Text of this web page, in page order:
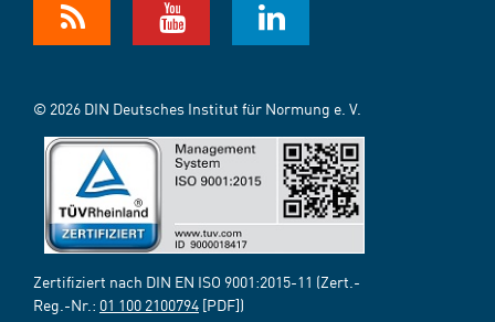
© 2026 DIN Deutsches Institut für Normung e. V.
Zertifiziert nach DIN EN ISO 9001:2015-11 (Zert.-
Reg.-Nr.: 01 100 2100794 [PDF])